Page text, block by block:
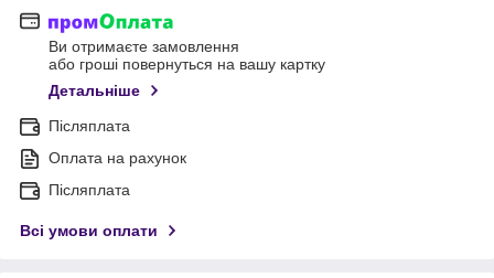
Ви отримаєте замовлення
або гроші повернуться на вашу картку
Детальніше
Післяплата
Оплата на рахунок
Післяплата
Всі умови оплати